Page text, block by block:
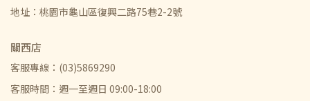
地址：桃園市龜山區復興二路75巷2-2號
關西店
客服專線：(03)5869290
客服時間：週一至週日 09:00-18:00